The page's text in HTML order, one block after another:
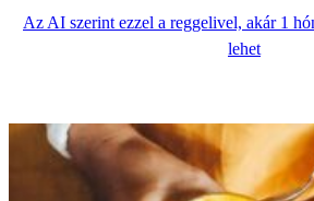
Az AI szerint ezzel a reggelivel, akár 1
lehet